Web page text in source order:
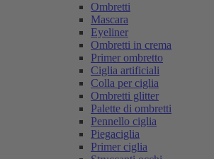
Ombretti
Mascara
Eyeliner
Ombretti in crema
Primer ombretto
Ciglia artificiali
Colla per ciglia
Ombretti glitter
Palette di ombretti
Pennello ciglia
Piegaciglia
Primer ciglia